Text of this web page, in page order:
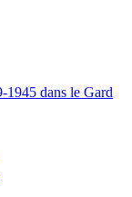
1945 dans le Gard